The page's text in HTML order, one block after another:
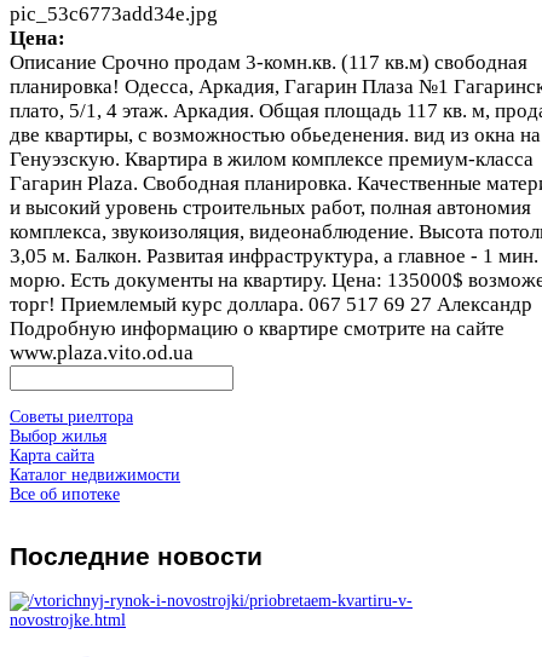
pic_53c6773add34e.jpg
Цена:
Описание Срочно продам 3-комн.кв. (117 кв.м) свободная
планировка! Одесса, Аркадия, Гагарин Плаза №1
плато, 5/1, 4 этаж. Аркадия. Общая площадь 117 кв. м,
две квартиры, с возможностью обьеденения. вид из окна
Генуэзскую. Квартира в жилом комплексе премиум-класса
Гагарин Plaza. Свободная планировка. Качественные
и высокий уровень строительных работ, полная автономия
комплекса, звукоизоляция, видеонаблюдение. Высота
3,05 м. Балкон. Развитая инфраструктура, а главное - 1 мин.
морю. Есть документы на квартиру. Цена: 135000$
торг! Приемлемый курс доллара. 067 517 69 27 Александр
Подробную информацию о квартире смотрите на сайте
www.plaza.vito.od.ua
Советы риелтора
Выбор жилья
Карта сайта
Каталог недвижимости
Все об ипотеке
Последние новости